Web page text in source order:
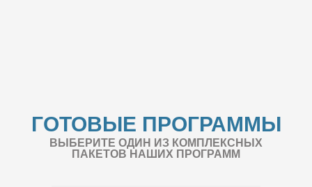
ГОТОВЫЕ ПРОГРАММЫ
ВЫБЕРИТЕ ОДИН ИЗ КОМПЛЕКСНЫХ
ПАКЕТОВ НАШИХ ПРОГРАММ